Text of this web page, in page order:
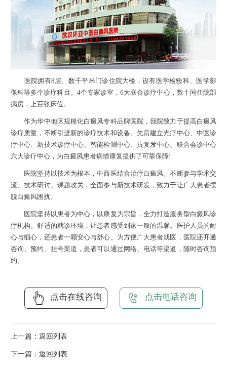
医院拥有8层、数千平米门诊住院大楼，设有医学检验科、医学影
像科等多个诊疗科目。4个专家诊室，6大联合诊疗中心，数十间住院部
病房，上百张床位。
作为华中地区规模化白癜风专科品牌医院，我院致力于提高白癜风
诊疗质量，不断引进新的诊疗技术和设备。先后建立光疗中心、中医诊
疗中心、新技术诊疗中心、智能检测中心、抗复发中心、联合会诊中心
六大诊疗中心，为白癜风患者病情康复提供了可靠保障!
医院坚持以技术为根本，中西医结合治疗白癜风。不断参与学术交
流、技术研讨、课题攻关，全面参与新技术研发，致力于让广大患者摆
脱白癜风困扰。
医院坚持以患者为中心，以康复为宗旨，全力打造服务型白癜风诊
疗机构。舒适的就诊环境，让患者感受到家一般的温馨。医护人员的耐
心与细心，还患者一颗安心与舒心。为方便广大患者就医，医院还开通
咨询、预约、挂号渠道，患者可以通过网络、电话等渠道，随时咨询预
约。
点击在线咨询 点击电话咨询
上一篇： 返回列表
下一篇： 返回列表